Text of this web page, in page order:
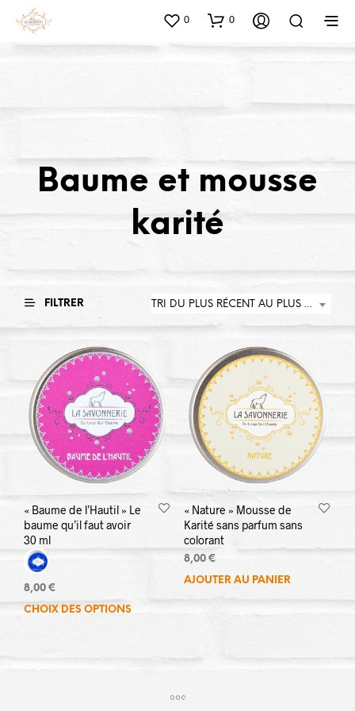
0 0
Baume et mousse
karité
FILTRER TRI DU PLUS RÉCENT AU PLUS ANCIEN
« Baume de l’Hautil » Le
baume qu’il faut avoir
30 ml
8,00 €
CHOIX DES OPTIONS
plusieurs
Les
« Nature » Mousse de
Karité sans parfum sans
colorant
8,00 €
AJOUTER AU PANIER